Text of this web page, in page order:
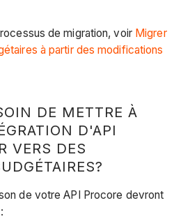
de migration, voir Migrer
à partir des modifications
DE METTRE À
D'API
VERS DES
de votre API Procore devront